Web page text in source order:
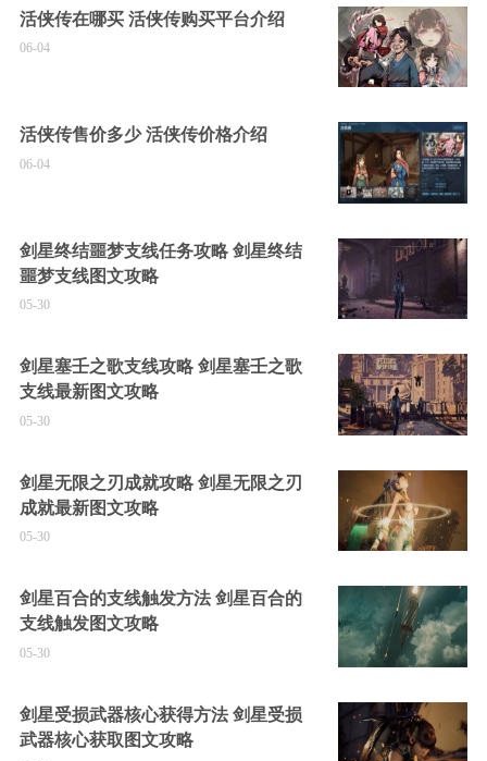
活侠传在哪买 活侠传购买平台介绍
06-04
活侠传售价多少 活侠传价格介绍
06-04
剑星终结噩梦支线任务攻略 剑星终结
噩梦支线图文攻略
05-30
剑星塞壬之歌支线攻略 剑星塞壬之歌
支线最新图文攻略
05-30
剑星无限之刃成就攻略 剑星无限之刃
成就最新图文攻略
05-30
剑星百合的支线触发方法 剑星百合的
支线触发图文攻略
05-30
剑星受损武器核心获得方法 剑星受损
武器核心获取图文攻略